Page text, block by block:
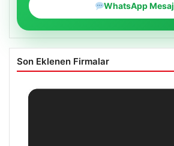
WhatsApp Mesaj
Son Eklenen Firmalar